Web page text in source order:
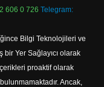
606 0 726 Telegram:
Bilgi Teknolojileri ve
bir Yer Sağlayıcı olarak
proaktif olarak
Ancak,